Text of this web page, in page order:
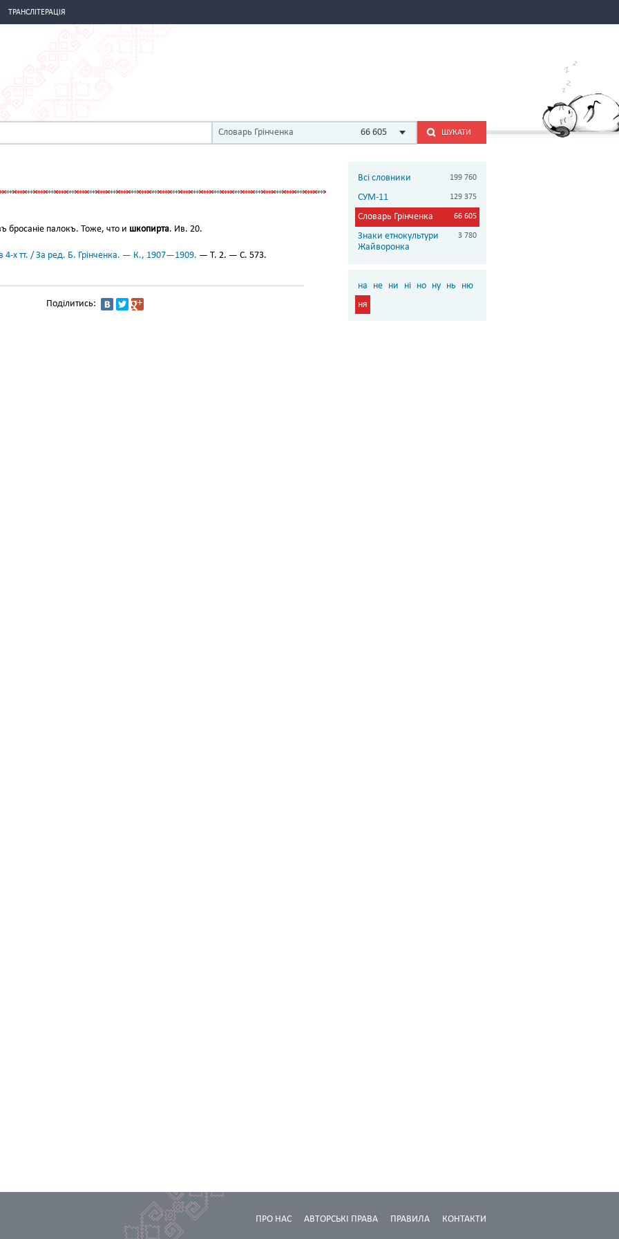
ТРАНСЛІТЕРАЦІЯ
Словарь Грінченка 66 605 ШУКАТИ
бросаніе палокъ. Тоже, что и шкопирта. Ив. 20.
4-х тт. / За ред. Б. Грінченка. — К., 1907—1909. — Т. 2. — С. 573.
Поділитись:
Всі словники 199 760
СУМ-11 129 375
Словарь Грінченка 66 605
Знаки етнокультури
Жайворонка
3 780
на не ни ні но ну нь ню
ня
КОНТАКТИ
ПРАВИЛА
АВТОРСЬКІ ПРАВА
ПРО НАС